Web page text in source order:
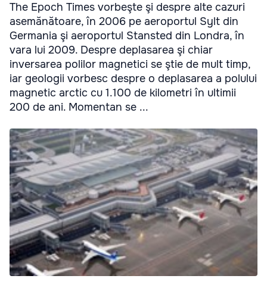
The Epoch Times vorbeşte şi despre alte cazuri
asemănătoare, în 2006 pe aeroportul Sylt din
Germania şi aeroportul Stansted din Londra, în
vara lui 2009. Despre deplasarea şi chiar
inversarea polilor magnetici se ştie de mult timp,
iar geologii vorbesc despre o deplasarea a polului
magnetic arctic cu 1.100 de kilometri în ultimii
200 de ani. Momentan se ...